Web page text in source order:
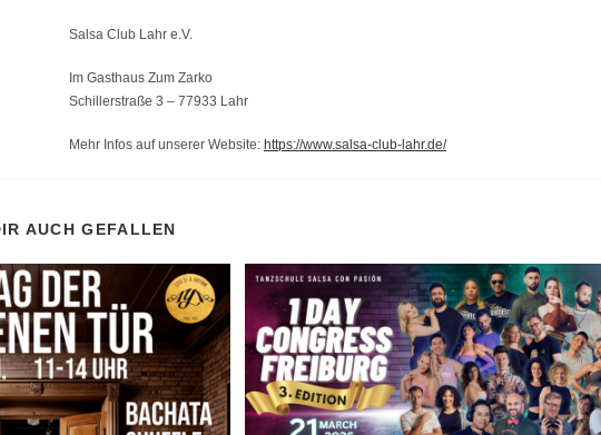
Salsa Club Lahr e.V.
Im Gasthaus Zum Zarko
Schillerstraße 3 – 77933 Lahr
Mehr Infos auf unserer Website: https://www.salsa-club-lahr.de/
AUCH GEFALLEN